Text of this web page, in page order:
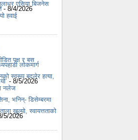
एसिया बिजनेस
- 8/4/2026
हवाई
पक्ष र बस
लोकमार्ग
स्वरूप बदलेर हत्या,
- 8/5/2026
नलेज
भनिन्- डिसेम्बरमा
खुल्यो, स्वायत्तताको
5/2026